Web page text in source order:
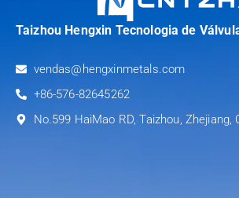
Taizhou Hengxin Tecnologia de
vendas@hengxinmetals.com
+86-576-82645262
No.599 HaiMao RD, Taizhou, Zhejiang,